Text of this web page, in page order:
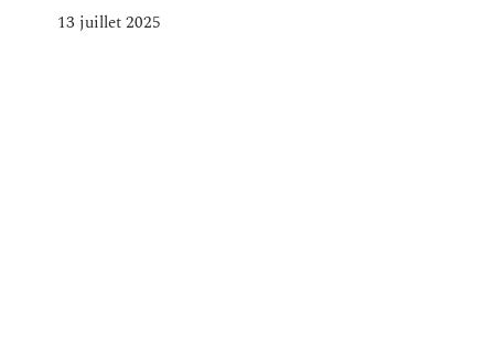
13 juillet 2025